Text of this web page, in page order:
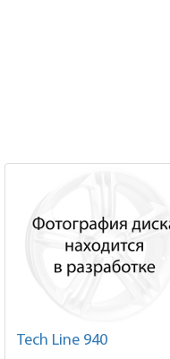
Tech Line 940